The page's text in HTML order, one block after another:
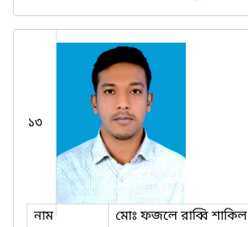
১৩
নাম
মোঃ ফজলে রাব্বি শাকিল